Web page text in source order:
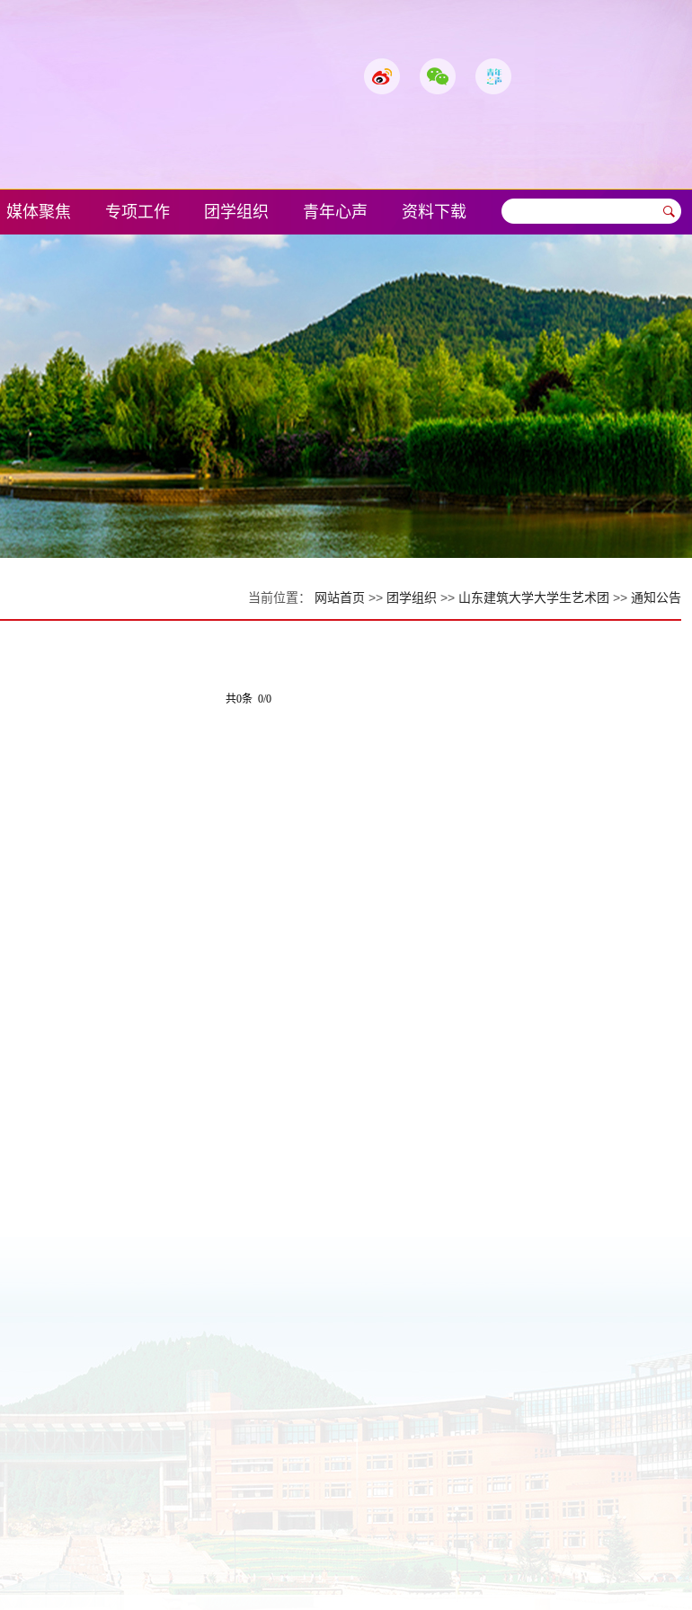
媒体聚焦 专项工作 团学组织 青年心声 资料下载
当前位置： 网站首页 >> 团学组织 >> 山东建筑大学大学生艺术团 >> 通知公告
共0条 0/0